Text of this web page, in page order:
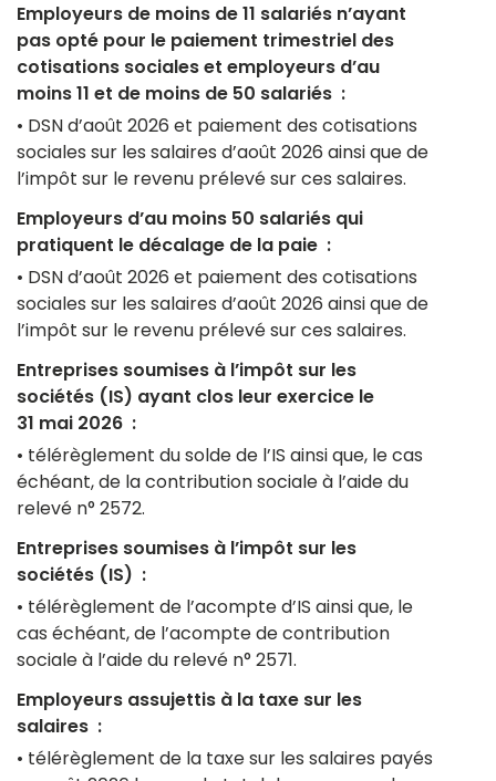
Employeurs de moins de 11 salariés n’ayant
pas opté pour le paiement trimestriel des
cotisations sociales et employeurs d’au
moins 11 et de moins de 50 salariés :
• DSN d’août 2026 et paiement des cotisations
sociales sur les salaires d’août 2026 ainsi que de
l’impôt sur le revenu prélevé sur ces salaires.
Employeurs d’au moins 50 salariés qui
pratiquent le décalage de la paie :
• DSN d’août 2026 et paiement des cotisations
sociales sur les salaires d’août 2026 ainsi que de
l’impôt sur le revenu prélevé sur ces salaires.
Entreprises soumises à l’impôt sur les
sociétés (IS) ayant clos leur exercice le
31 mai 2026 :
• télérèglement du solde de l’IS ainsi que, le cas
échéant, de la contribution sociale à l’aide du
relevé n° 2572.
Entreprises soumises à l’impôt sur les
sociétés (IS) :
• télérèglement de l’acompte d’IS ainsi que, le
cas échéant, de l’acompte de contribution
sociale à l’aide du relevé n° 2571.
Employeurs assujettis à la taxe sur les
salaires :
• télérèglement de la taxe sur les salaires payés